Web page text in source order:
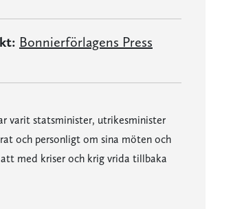
Bonnierförlagens Press
varit statsminister, utrikesminister
och personligt om sina möten och
med kriser och krig vrida tillbaka